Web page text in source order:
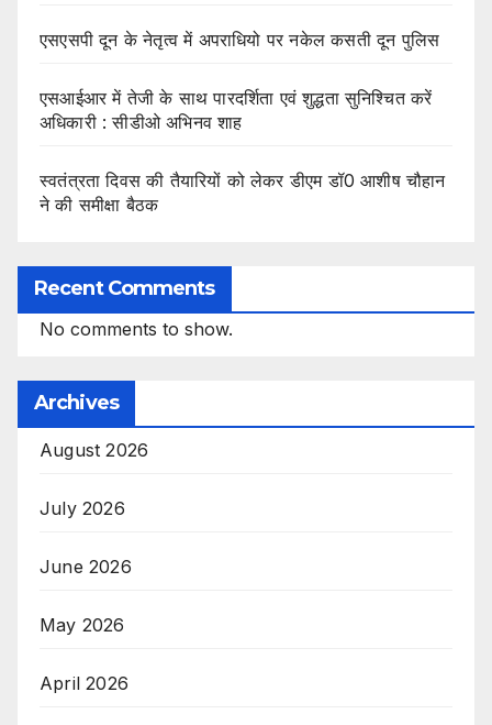
एसएसपी दून के नेतृत्व में अपराधियो पर नकेल कसती दून पुलिस
एसआईआर में तेजी के साथ पारदर्शिता एवं शुद्धता सुनिश्चित करें
अधिकारी : सीडीओ अभिनव शाह
स्वतंत्रता दिवस की तैयारियों को लेकर डीएम डॉ0 आशीष चौहान
ने की समीक्षा बैठक
Recent Comments
No comments to show.
Archives
August 2026
July 2026
June 2026
May 2026
April 2026